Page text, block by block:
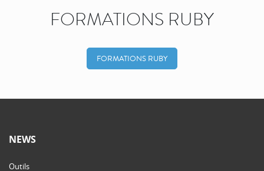
FORMATIONS RUBY
FORMATIONS RUBY
NEWS
Outils